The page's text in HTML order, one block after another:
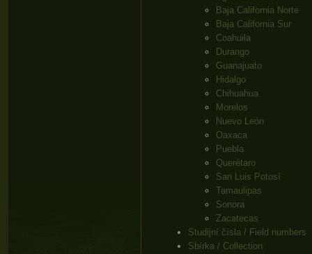
Baja California Norte
Baja California Sur
Coahuila
Durango
Guanajuato
Hidalgo
Chihuahua
Morelos
Nuevo León
Oaxaca
Puebla
Querétaro
San Luis Potosí
Tamaulipas
Sonora
Zacatecas
Studijní čísla / Field numbers
Sbírka / Collection